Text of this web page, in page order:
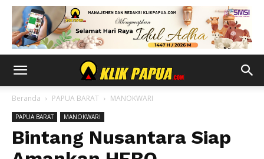
Beranda PAPUA BARAT MANOKWARI
PAPUA BARAT MANOKWARI
Bintang Nusantara Siap